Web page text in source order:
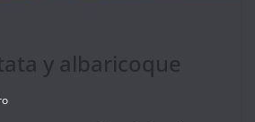
y albaricoque